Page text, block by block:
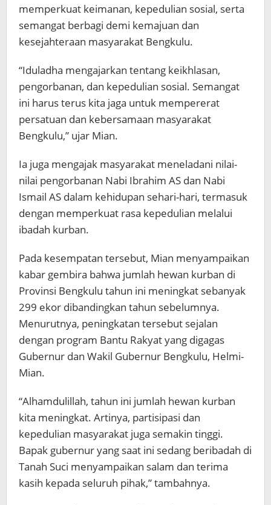
memperkuat keimanan, kepedulian sosial, serta
semangat berbagi demi kemajuan dan
kesejahteraan masyarakat Bengkulu.
“Iduladha mengajarkan tentang keikhlasan,
pengorbanan, dan kepedulian sosial. Semangat
ini harus terus kita jaga untuk mempererat
persatuan dan kebersamaan masyarakat
Bengkulu,” ujar Mian.
Ia juga mengajak masyarakat meneladani nilai-
nilai pengorbanan Nabi Ibrahim AS dan Nabi
Ismail AS dalam kehidupan sehari-hari, termasuk
dengan memperkuat rasa kepedulian melalui
ibadah kurban.
Pada kesempatan tersebut, Mian menyampaikan
kabar gembira bahwa jumlah hewan kurban di
Provinsi Bengkulu tahun ini meningkat sebanyak
299 ekor dibandingkan tahun sebelumnya.
Menurutnya, peningkatan tersebut sejalan
dengan program Bantu Rakyat yang digagas
Gubernur dan Wakil Gubernur Bengkulu, Helmi-
Mian.
“Alhamdulillah, tahun ini jumlah hewan kurban
kita meningkat. Artinya, partisipasi dan
kepedulian masyarakat juga semakin tinggi.
Bapak gubernur yang saat ini sedang beribadah di
Tanah Suci menyampaikan salam dan terima
kasih kepada seluruh pihak,” tambahnya.